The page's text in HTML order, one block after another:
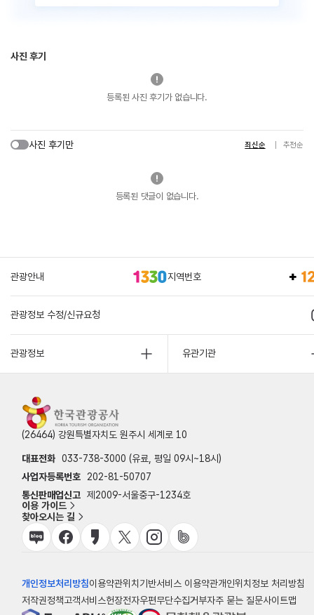
사진 후기
등록된 사진 후기가 없습니다.
사진 후기만 최신순 추천순
등록된 댓글이 없습니다.
관광안내 지역번호
관광정보 수정/신규요청
관광정보 유관기관
(26464) 강원특별자치도 원주시 세계로 10
대표전화 033-738-3000 (유료, 평일 09시~18시)
사업자등록번호
202-81-50707
통신판매업신고 제2009-서울중구-1234호
이용 가이드
찾아오시는 길
개인정보처리방침이용약관위치기반서비스 이용약관개인위치정보 처리방침
저작권정책고객서비스헌장전자우편무단수집거부자주 묻는 질문사이트맵